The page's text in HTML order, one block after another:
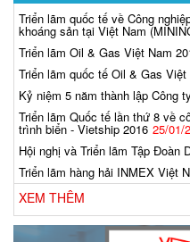
Triển lãm quốc tế về Công
khoáng sản tại Việt Nam
Triển lãm Oil & Gas Việt Nam
Triển lãm quốc tế Oil & Gas Việt
Kỷ niệm 5 năm thành lập Công
Triển lãm Quốc tế lần thứ 8 về
trình biển - Vietship 2016 25/01/
Hội nghị và Triển lãm Tập Đoàn
Triển lãm hàng hải INMEX Việt
XEM THÊM